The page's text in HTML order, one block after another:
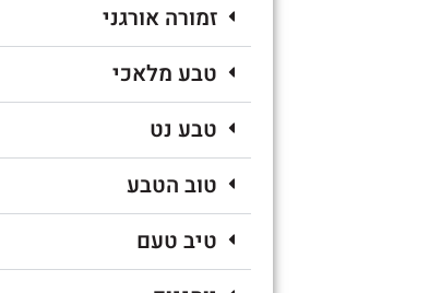
זמורה אורגני
טבע מלאכי
טבע נט
טוב הטבע
טיב טעם